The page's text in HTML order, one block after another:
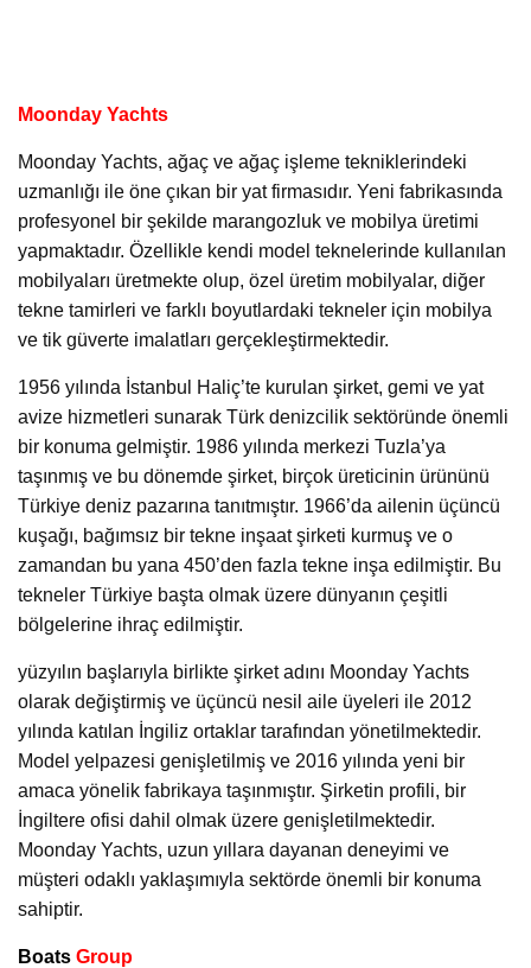
Moonday Yachts
Moonday Yachts, ağaç ve ağaç işleme tekniklerindeki
uzmanlığı ile öne çıkan bir yat firmasıdır. Yeni fabrikasında
profesyonel bir şekilde marangozluk ve mobilya üretimi
yapmaktadır. Özellikle kendi model teknelerinde kullanılan
mobilyaları üretmekte olup, özel üretim mobilyalar, diğer
tekne tamirleri ve farklı boyutlardaki tekneler için mobilya
ve tik güverte imalatları gerçekleştirmektedir.
1956 yılında İstanbul Haliç’te kurulan şirket, gemi ve yat
avize hizmetleri sunarak Türk denizcilik sektöründe önemli
bir konuma gelmiştir. 1986 yılında merkezi Tuzla’ya
taşınmış ve bu dönemde şirket, birçok üreticinin ürününü
Türkiye deniz pazarına tanıtmıştır. 1966’da ailenin üçüncü
kuşağı, bağımsız bir tekne inşaat şirketi kurmuş ve o
zamandan bu yana 450’den fazla tekne inşa edilmiştir. Bu
tekneler Türkiye başta olmak üzere dünyanın çeşitli
bölgelerine ihraç edilmiştir.
yüzyılın başlarıyla birlikte şirket adını Moonday Yachts
olarak değiştirmiş ve üçüncü nesil aile üyeleri ile 2012
yılında katılan İngiliz ortaklar tarafından yönetilmektedir.
Model yelpazesi genişletilmiş ve 2016 yılında yeni bir
amaca yönelik fabrikaya taşınmıştır. Şirketin profili, bir
İngiltere ofisi dahil olmak üzere genişletilmektedir.
Moonday Yachts, uzun yıllara dayanan deneyimi ve
müşteri odaklı yaklaşımıyla sektörde önemli bir konuma
sahiptir.
Boats Group